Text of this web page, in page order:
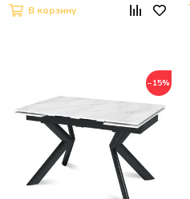
В корзину
−15%